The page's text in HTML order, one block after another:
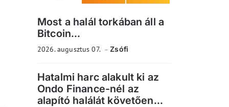
Most a halál torkában áll a
Bitcoin...
2026. augusztus 07. Zsófi
Hatalmi harc alakult ki az
Ondo Finance-nél az
alapító halálát követően...